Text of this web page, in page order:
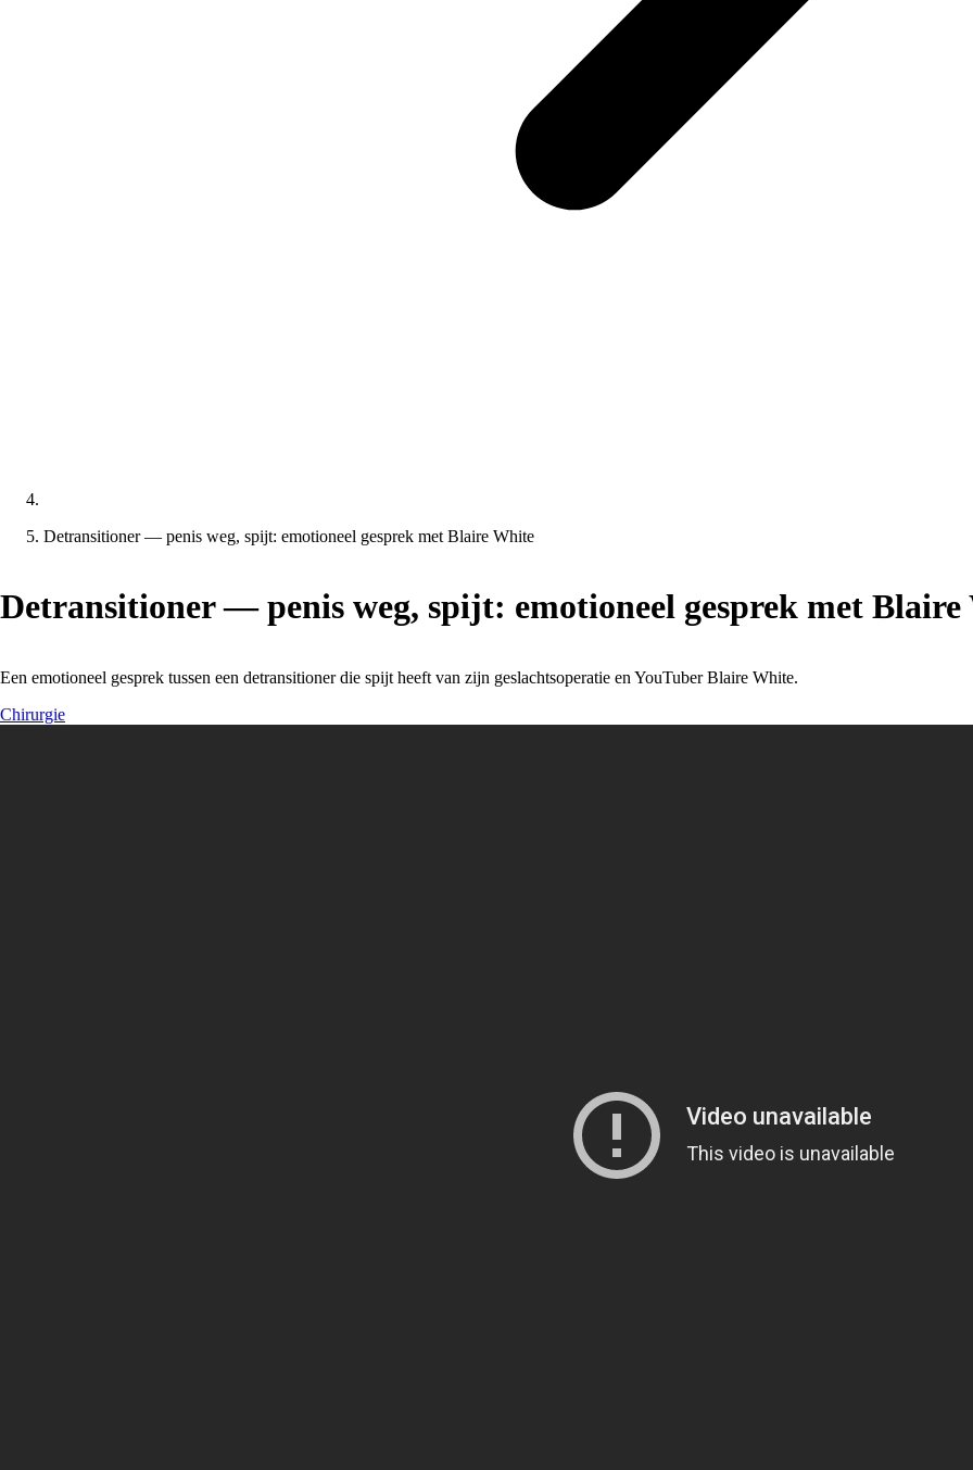
Detransitioner — penis weg, spijt: emotioneel gesprek met Blaire White
Detransitioner — penis weg, spijt: emotioneel gesprek met Blaire
Een emotioneel gesprek tussen een detransitioner die spijt heeft van zijn geslachtsoperatie en YouTuber Blaire White.
Chirurgie